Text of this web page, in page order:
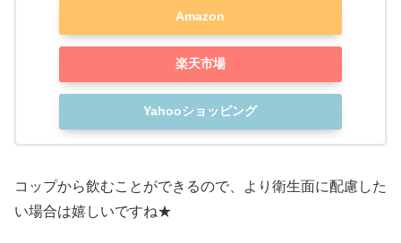
Amazon
楽天市場
Yahooショッピング
コップから飲むことができるので、より衛生面に配慮した
い場合は嬉しいですね★